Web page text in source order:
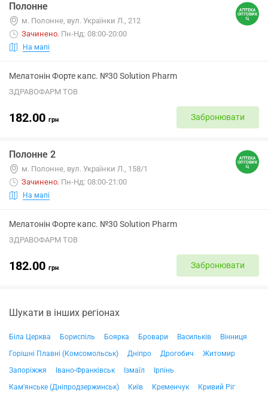
Полонне
м. Полонне, вул. Українки Л., 212
Зачинено. Пн-Нд: 08:00-20:00
На мапі
Мелатонін Форте капс. №30 Solution Pharm
ЗДРАВОФАРМ ТОВ
182.00 грн Забронювати
Полонне 2
м. Полонне, вул. Українки Л., 158/1
Зачинено. Пн-Нд: 08:00-21:00
На мапі
Мелатонін Форте капс. №30 Solution Pharm
ЗДРАВОФАРМ ТОВ
182.00 грн Забронювати
Шукати в інших регіонах
Біла Церква Бориспіль Боярка Бровари Васильків
Вінниця
Горішні Плавні (Комсомольськ)
Дніпро Дрогобич
Житомир
Запоріжжя
Івано-Франківськ Ізмаїл
Ірпінь
Кам'янське (Дніпродзержинськ)
Київ Кременчук
Кривий Ріг